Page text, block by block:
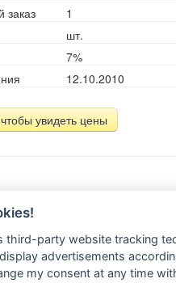
заказ
1
шт.
7%
12.10.2010
увидеть цены
third-party website tracking
advertisements
my consent at any time